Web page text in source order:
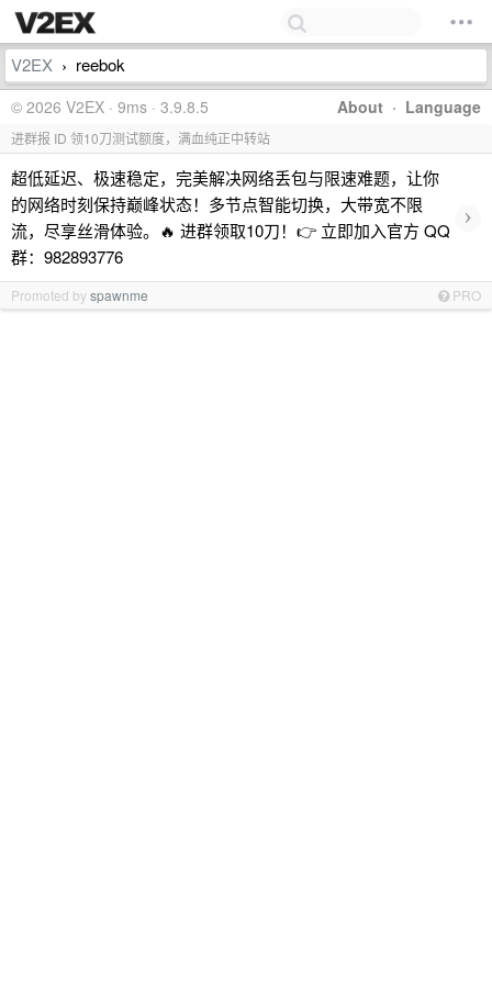
V2EX › reebok
About · Language
© 2026 V2EX · 9ms · 3.9.8.5
进群报 ID 领10刀测试额度，满血纯正中转站
超低延迟、极速稳定，完美解决网络丢包与限速难题，让你
的网络时刻保持巅峰状态！多节点智能切换，大带宽不限
流，尽享丝滑体验。🔥 进群领取10刀！👉 立即加入官方 QQ
群：982893776
›
Promoted byspawnme PRO